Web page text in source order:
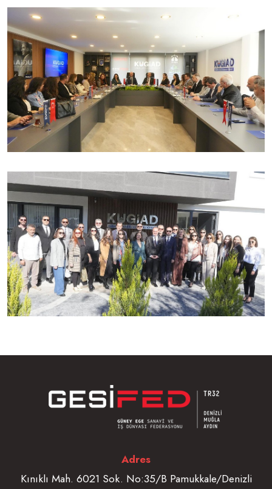
Adres
Kınıklı Mah. 6021 Sok. No:35/B Pamukkale/Denizli